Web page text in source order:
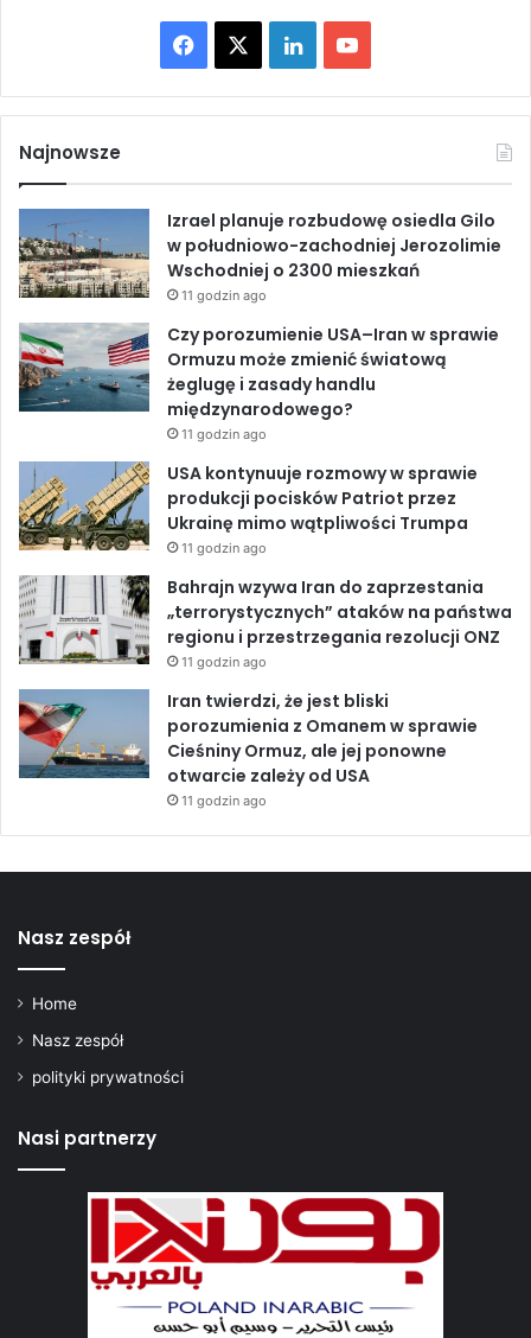
z
o
c
i
e
a
e
b
o
o
k
L
i
k
e
d
I
n
o
T
u
b
e
Najnowsze
Izrael planuje rozbudowę osiedla Gilo
w południowo-zachodniej Jerozolimie
Wschodniej o 2300 mieszkań
11 godzin ago
Czy porozumienie USA–Iran w sprawie
Ormuzu może zmienić światową
żeglugę i zasady handlu
międzynarodowego?
11 godzin ago
USA kontynuuje rozmowy w sprawie
produkcji pocisków Patriot przez
Ukrainę mimo wątpliwości Trumpa
11 godzin ago
Bahrajn wzywa Iran do zaprzestania
„terrorystycznych” ataków na państwa
regionu i przestrzegania rezolucji ONZ
11 godzin ago
Iran twierdzi, że jest bliski
porozumienia z Omanem w sprawie
Cieśniny Ormuz, ale jej ponowne
otwarcie zależy od USA
11 godzin ago
Nasz zespół
Home
Nasz zespół
polityki prywatności
Nasi partnerzy